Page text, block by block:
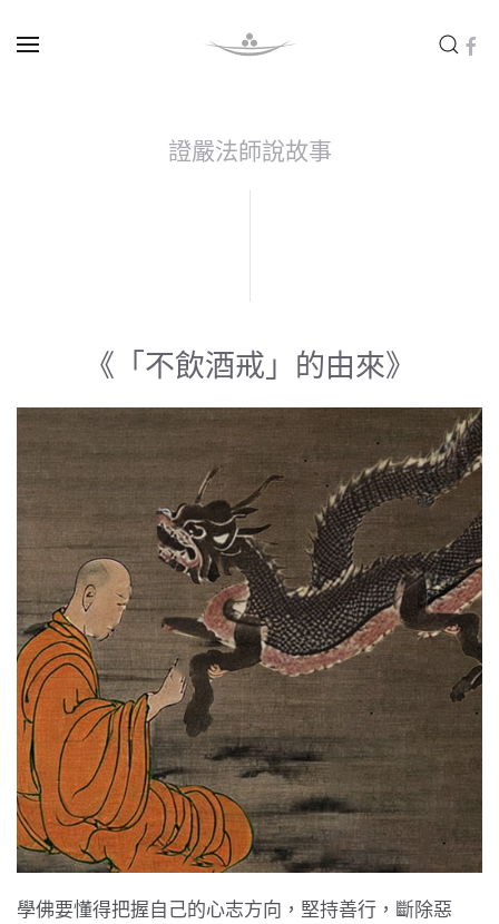
證嚴法師說故事
《「不飲酒戒」的由來》
學佛要懂得把握自己的心志方向，堅持善行，斷除惡